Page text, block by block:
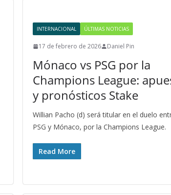
INTERNACIONAL ÚLTIMAS NOTICIAS
17 de febrero de 2026 Daniel Pin
Mónaco vs PSG por la
Champions League:
y pronósticos Stake
Willian Pacho (d) será titular en el duelo
PSG y Mónaco, por la Champions League.
Read More